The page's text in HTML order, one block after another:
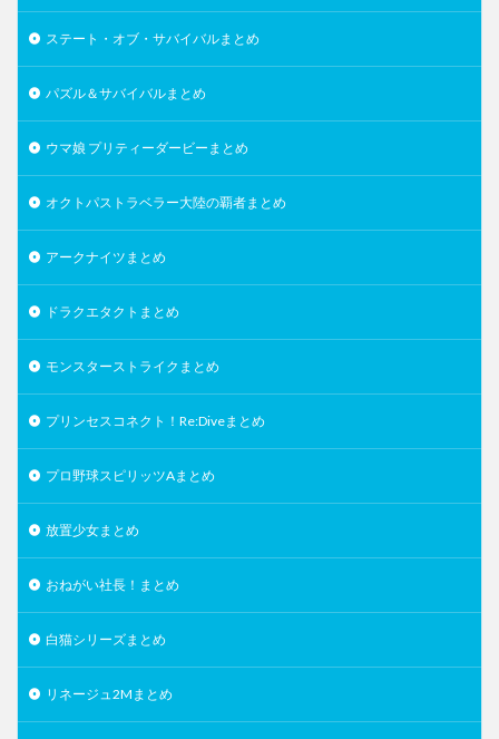
ステート・オブ・サバイバルまとめ
パズル＆サバイバルまとめ
ウマ娘 プリティーダービーまとめ
オクトパストラベラー大陸の覇者まとめ
アークナイツまとめ
ドラクエタクトまとめ
モンスターストライクまとめ
プリンセスコネクト！Re:Diveまとめ
プロ野球スピリッツAまとめ
放置少女まとめ
おねがい社長！まとめ
白猫シリーズまとめ
リネージュ2Mまとめ